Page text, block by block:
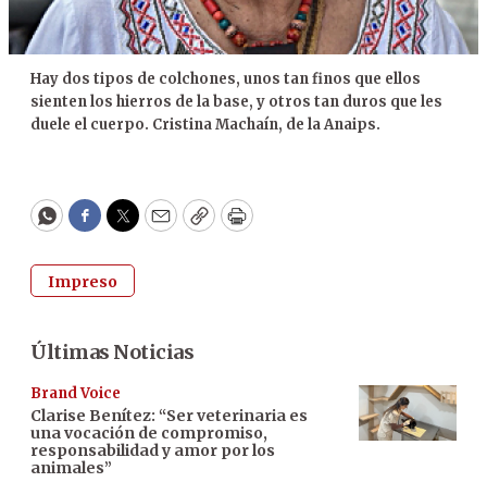
Hay dos tipos de colchones, unos tan finos que ellos
sienten los hierros de la base, y otros tan duros que les
duele el cuerpo. Cristina Machaín, de la Anaips.
WhatsApp
Facebook
Twitter
EmailCopyPrint
Impreso
Últimas Noticias
Brand Voice
Clarise Benítez: “Ser veterinaria es
una vocación de compromiso,
responsabilidad y amor por los
animales”